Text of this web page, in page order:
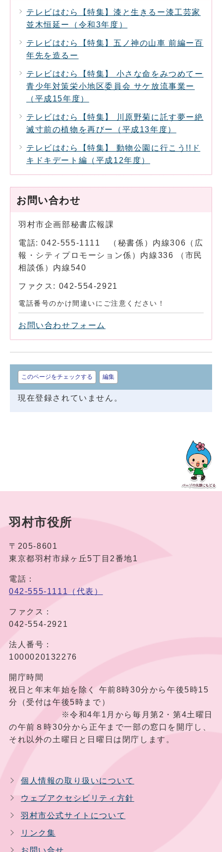
テレビはむら【特集】漆と生きるー漆工芸家
並木恒延ー（令和3年度）
テレビはむら【特集】五ノ神の山車 前編ー百
年先を造るー
テレビはむら【特集】 小さな命をみつめてー
青少年対策栄小地区委員会 サケ放流事業ー
（平成15年度）
テレビはむら【特集】 川原野菊に託す夢ー絶
滅寸前の植物を再びー（平成13年度）
テレビはむら【特集】 動物公園に行こう!!ド
キドキデート編（平成12年度）
お問い合わせ
羽村市企画部秘書広報課
電話: 042-555-1111 （秘書係）内線306（広
報・シティプロモーション係）内線336 （市民
相談係）内線540
ファクス: 042-554-2921
電話番号のかけ間違いにご注意ください！
お問い合わせフォーム
このページをチェックする 編集
現在登録されていません。
羽村市役所
〒205-8601
東京都羽村市緑ヶ丘5丁目2番地1
電話：
042-555-1111（代表）
ファクス：
042-554-2921
法人番号：
1000020132276
開庁時間
祝日と年末年始を除く 午前8時30分から午後5時15
分（受付は午後5時まで）
※令和4年1月から毎月第2・第4土曜日
の午前８時30分から正午まで一部の窓口を開庁し、
それ以外の土曜日と日曜日は閉庁します。
個人情報の取り扱いについて
ウェブアクセシビリティ方針
羽村市公式サイトについて
リンク集
お問い合せ